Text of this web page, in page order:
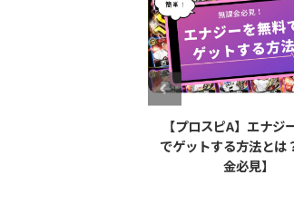
【プロスピA】エナジーを無料
でゲットする方法とは？【無課